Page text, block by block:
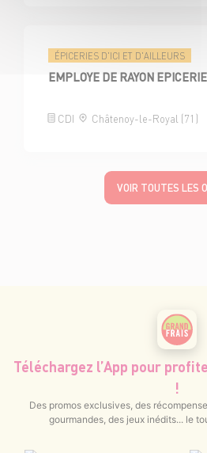
ÉPICERIES D'ICI ET D'AILLEURS
EMPLOYE DE RAYON
CDI Châtenoy-le-Royal (71)
VOIR TOUTES LES
Téléchargez l’App pour
!
Des promos exclusives, des
gourmandes, des jeux inédits... le